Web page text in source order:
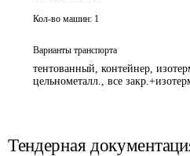
Кол-во машин: 1
Варианты транспорта
тентованный, контейнер,
цельнометалл., все
Тендерная